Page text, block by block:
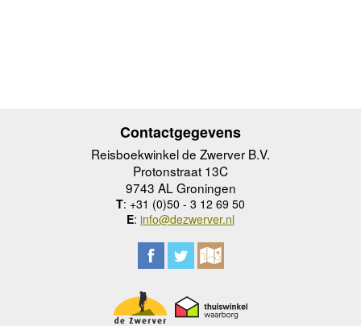
Contactgegevens
Reisboekwinkel de Zwerver B.V.
Protonstraat 13C
9743 AL Groningen
T: +31 (0)50 - 3 12 69 50
E: info@dezwerver.nl